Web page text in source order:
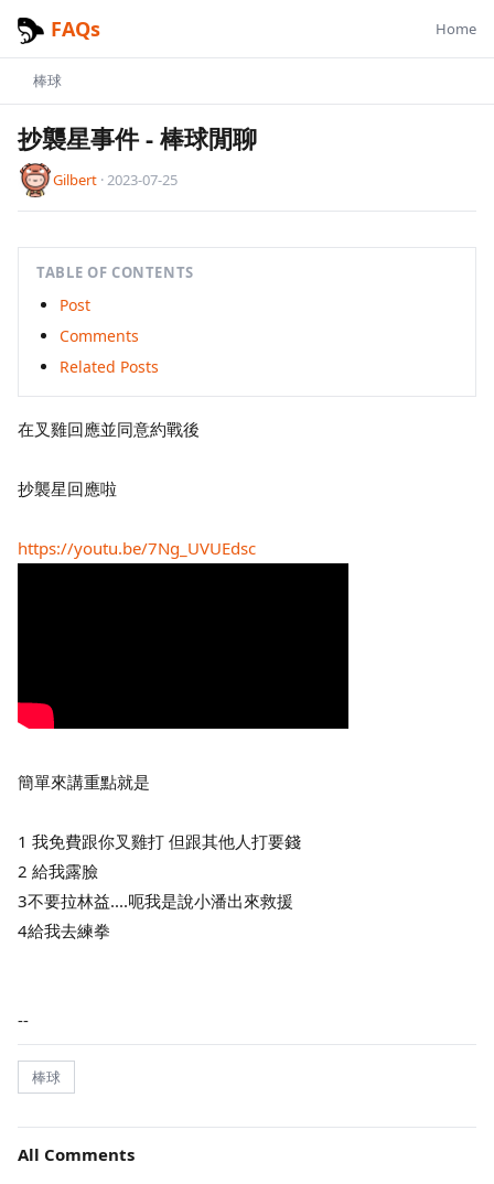
FAQs Home
棒球
抄襲星事件- 棒球閒聊
Gilbert ·2023-07-25
TABLE OF CONTENTS
Post
Comments
Related Posts
在叉雞回應並同意約戰後
抄襲星回應啦
https://youtu.be/7Ng_UVUEdsc
簡單來講重點就是
1 我免費跟你叉雞打 但跟其他人打要錢
2 給我露臉
3不要拉林益....呃我是說小潘出來救援
4給我去練拳
--
棒球
All Comments